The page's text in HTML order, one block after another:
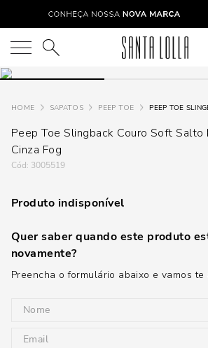
O que você está procurando?
SAPATOS PEEP TOE
Peep Toe Slingback Couro Soft Salto
Cinza Fog
: 3005519
Produto indisponível
Quer saber quando este produto
novamente?
Preencha o formulário abaixo e vamos te